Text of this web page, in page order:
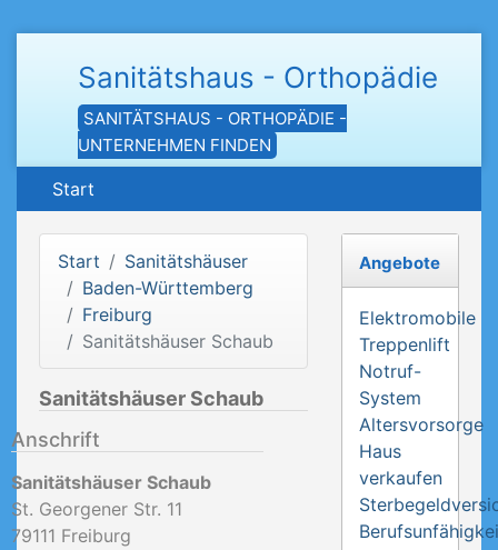
Sanitätshaus - Orthopädie
SANITÄTSHAUS - ORTHOPÄDIE -
UNTERNEHMEN FINDEN
Start
Start
Sanitätshäuser
Baden-Württemberg
Freiburg
Sanitätshäuser Schaub
Sanitätshäuser Schaub
Anschrift
Sanitätshäuser Schaub
St. Georgener Str. 11
79111 Freiburg
Angebote
Elektromobile
Treppenlift
Notruf-
System
Altersvorsorge
Haus
verkaufen